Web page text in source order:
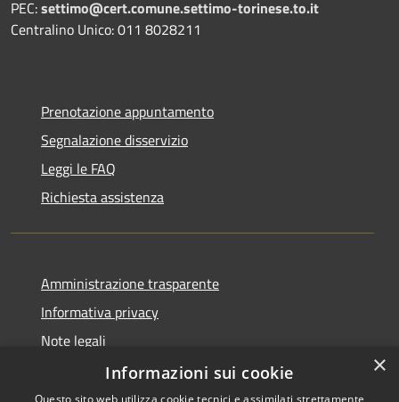
PEC:settimo@cert.comune.settimo-torinese.to.it
Centralino Unico: 011 8028211
Prenotazione appuntamento
Segnalazione disservizio
Leggi le FAQ
Richiesta assistenza
Amministrazione trasparente
Informativa privacy
Note legali
Dichiarazione di accessibilità
×
Informazioni sui cookie
Questo sito web utilizza cookie tecnici e assimilati strettamente